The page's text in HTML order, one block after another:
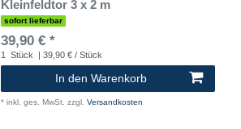
Kleinfeldtor 3 x 2 m
sofort lieferbar
39,90 € *
1 Stück | 39,90 € / Stück
In den Warenkorb
* inkl. ges. MwSt. zzgl. Versandkosten